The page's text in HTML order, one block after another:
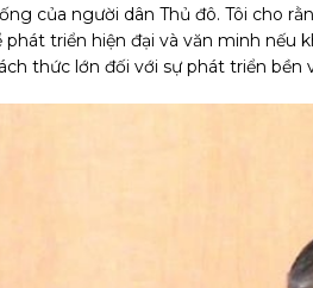
của người dân Thủ đô. Tôi cho
triển hiện đại và văn minh nếu
thức lớn đối với sự phát triển bền